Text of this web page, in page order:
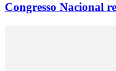
Congresso Nacional